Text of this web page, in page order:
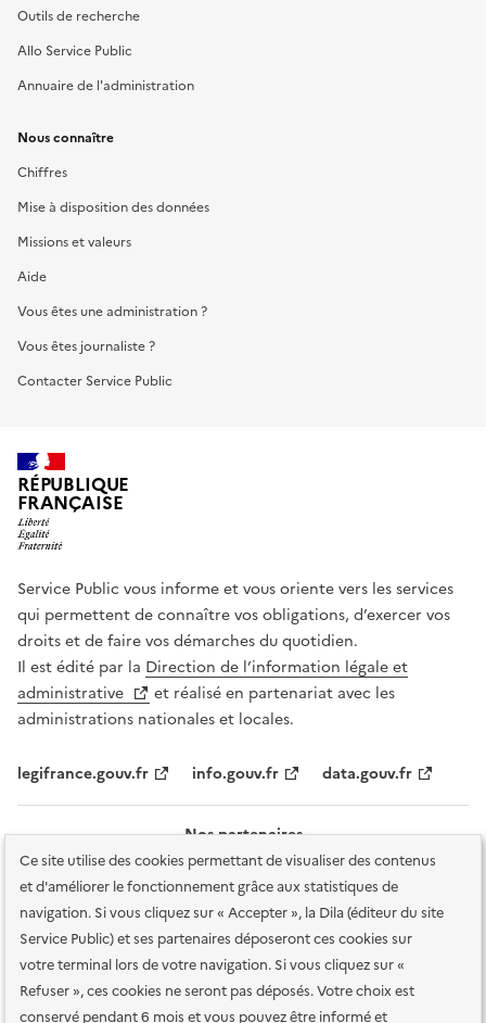
Ce site utilise des cookies permettant de visualiser des contenus
et d'améliorer le fonctionnement grâce aux statistiques de
navigation. Si vous cliquez sur « Accepter », la Dila (éditeur du site
Service Public) et ses partenaires déposeront ces cookies sur
votre terminal lors de votre navigation. Si vous cliquez sur «
Refuser », ces cookies ne seront pas déposés. Votre choix est
conservé pendant 6 mois et vous pouvez être informé et
Outils de recherche
Allo Service Public
Annuaire de l'administration
Nous connaître
Chiffres
Mise à disposition des données
Missions et valeurs
Aide
Vous êtes une administration ?
Vous êtes journaliste ?
Contacter Service Public
RÉPUBLIQUE
FRANÇAISE
Service Public vous informe et vous oriente vers les services
qui permettent de connaître vos obligations, d’exercer vos
droits et de faire vos démarches du quotidien.
Il est édité par la Direction de l’information légale et
administrative
et réalisé en partenariat avec les
administrations nationales et locales.
legifrance.gouv.fr info.gouv.fr data.gouv.fr
Nos partenaires
Plan du site Accessibilité : totalement conforme
Accessibilité des
services en ligne Mentions légales Données personnelles et sécurité